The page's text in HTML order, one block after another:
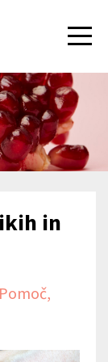
in
Pomoč